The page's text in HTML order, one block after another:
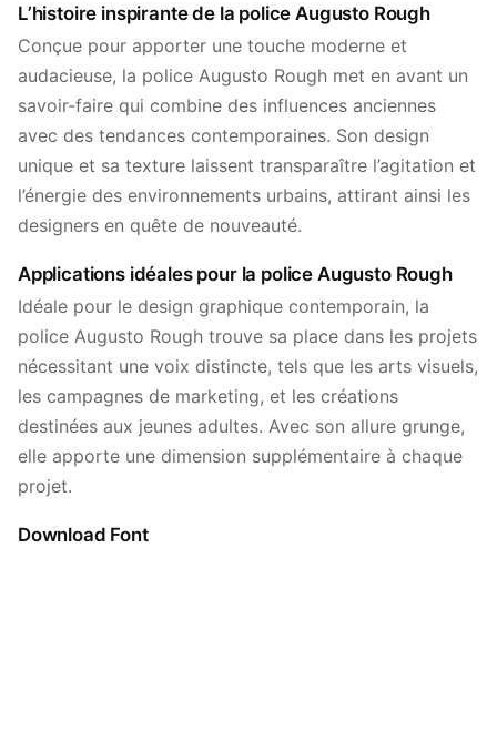
L’histoire inspirante de la police Augusto Rough
Conçue pour apporter une touche moderne et
audacieuse, la police Augusto Rough met en avant un
savoir-faire qui combine des influences anciennes
avec des tendances contemporaines. Son design
unique et sa texture laissent transparaître l’agitation et
l’énergie des environnements urbains, attirant ainsi les
designers en quête de nouveauté.
Applications idéales pour la police Augusto Rough
Idéale pour le design graphique contemporain, la
police Augusto Rough trouve sa place dans les projets
nécessitant une voix distincte, tels que les arts visuels,
les campagnes de marketing, et les créations
destinées aux jeunes adultes. Avec son allure grunge,
elle apporte une dimension supplémentaire à chaque
projet.
Download Font